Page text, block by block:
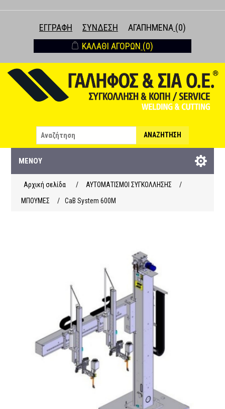
ΕΓΓΡΑΦΉ ΣΎΝΔΕΣΗ ΑΓΑΠΗΜΈΝΑ (0)
ΚΑΛΆΘΙ ΑΓΟΡΏΝ (0)
ΑΝΑΖΉΤΗΣΗ
ΜΕΝΟΎ
Αρχική σελίδα / ΑΥΤΟΜΑΤΙΣΜΟΙ ΣΥΓΚΟΛΛΗΣΗΣ
/
ΜΠΟΥΜΕΣ
/ CaB System 600M